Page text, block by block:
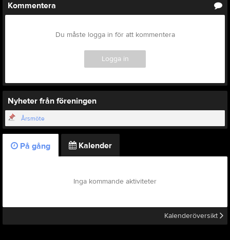
Kommentera
Du måste logga in för att kommentera
Logga in
Nyheter från föreningen
Årsmöte
På gång Kalender
Inga kommande aktiviteter
Kalenderöversikt